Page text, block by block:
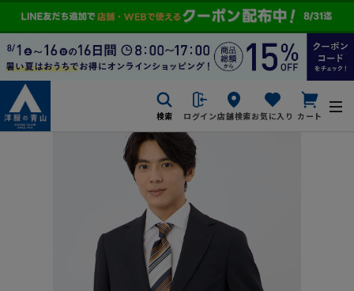
検索 ログイン店舗検索お気に入り カート